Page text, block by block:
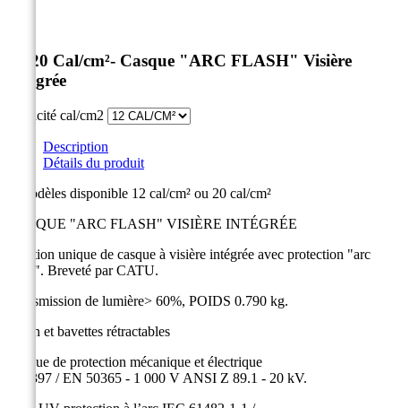
12-20 Cal/cm²- Casque "ARC FLASH" Visière
Intégrée
Capacité cal/cm2
Description
Détails du produit
2 Modèles disponible 12 cal/cm² ou 20 cal/cm²
CASQUE "ARC FLASH" VISIÈRE INTÉGRÉE
Solution unique de casque à visière intégrée avec protection "arc
flash". Breveté par CATU.
Transmission de lumière> 60%, POIDS 0.790 kg.
Écran et bavettes rétractables
Casque de protection mécanique et électrique
EN 397 / EN 50365 - 1 000 V ANSI Z 89.1 - 20 kV.